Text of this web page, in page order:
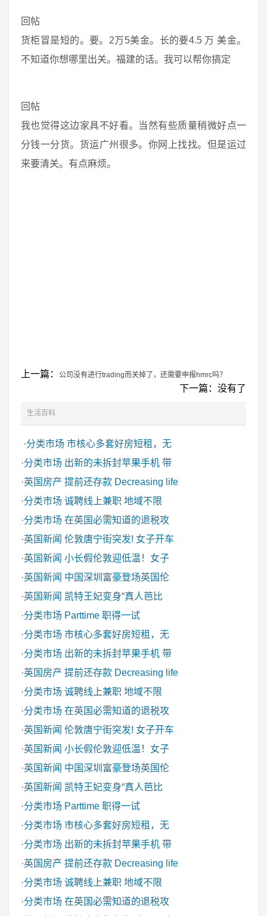
回帖
货柜冒是短的。要。2万5美金。长的要4.5 万 美金。
不知道你想哪里出关。福建的话。我可以帮你搞定
回帖
我也觉得这边家具不好看。当然有些质量稍微好点一
分钱一分货。货运广州很多。你网上找找。但是运过
来要清关。有点麻烦。
上一篇： 公司没有进行trading而关掉了，还需要申报hmrc吗？
下一篇：没有了
生活百科
·分类市场 市核心多套好房短租，无
·分类市场 出新的未拆封苹果手机 带
·英国房产 提前还存款 Decreasing life
·分类市场 诚聘线上兼职 地域不限
·分类市场 在英国必需知道的退税攻
·英国新闻 伦敦唐宁街突发! 女子开车
·英国新闻 小长假伦敦迎低温！女子
·英国新闻 中国深圳富豪登场英国伦
·英国新闻 凯特王妃变身“真人芭比
·分类市场 Parttime 职得一试
·分类市场 市核心多套好房短租，无
·分类市场 出新的未拆封苹果手机 带
·英国房产 提前还存款 Decreasing life
·分类市场 诚聘线上兼职 地域不限
·分类市场 在英国必需知道的退税攻
·英国新闻 伦敦唐宁街突发! 女子开车
·英国新闻 小长假伦敦迎低温！女子
·英国新闻 中国深圳富豪登场英国伦
·英国新闻 凯特王妃变身“真人芭比
·分类市场 Parttime 职得一试
·分类市场 市核心多套好房短租，无
·分类市场 出新的未拆封苹果手机 带
·英国房产 提前还存款 Decreasing life
·分类市场 诚聘线上兼职 地域不限
·分类市场 在英国必需知道的退税攻